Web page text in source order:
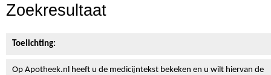
Zoekresultaat
Toelichting:
Op Apotheek.nl heeft u de medicijntekst bekeken en u wilt hiervan de